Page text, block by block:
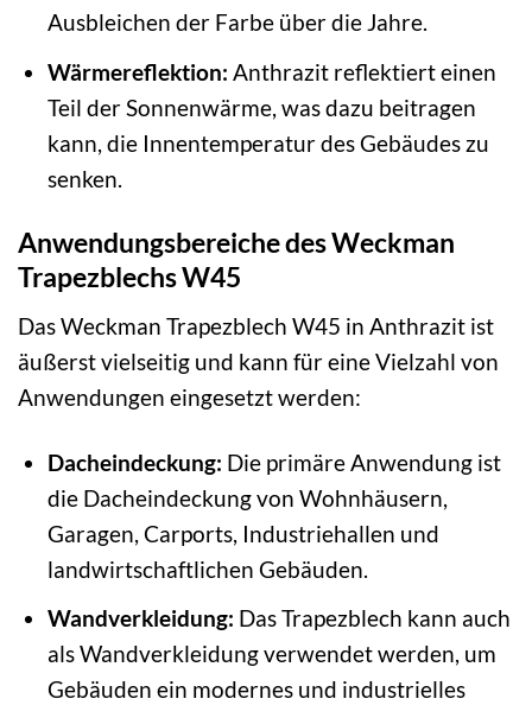
Ausbleichen der Farbe über die Jahre.
Wärmereflektion: Anthrazit reflektiert einen
Teil der Sonnenwärme, was dazu beitragen
kann, die Innentemperatur des Gebäudes zu
senken.
Anwendungsbereiche des Weckman
Trapezblechs W45
Das Weckman Trapezblech W45 in Anthrazit ist
äußerst vielseitig und kann für eine Vielzahl von
Anwendungen eingesetzt werden:
Dacheindeckung: Die primäre Anwendung ist
die Dacheindeckung von Wohnhäusern,
Garagen, Carports, Industriehallen und
landwirtschaftlichen Gebäuden.
Wandverkleidung: Das Trapezblech kann auch
als Wandverkleidung verwendet werden, um
Gebäuden ein modernes und industrielles